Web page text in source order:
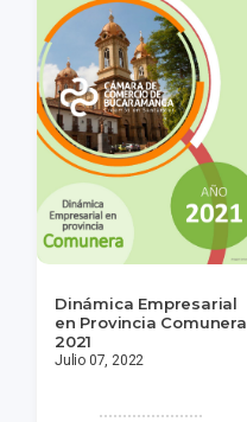
Dinámica Empresarial
en Provincia Comunera
2021
Julio 07, 2022